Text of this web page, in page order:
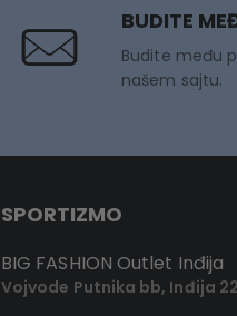
BUDITE
Budite među
našem sajtu.
SPORTIZMO
BIG FASHION Outlet Inđija
Vojvode Putnika bb, Inđija